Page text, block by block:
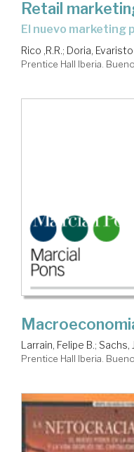
Retail
El nuevo
Rico ,R.R.; Doria, Evaristo
Prentice Hall Iberia.
Larrain, Felipe B.; Sachs,
Prentice Hall Iberia.